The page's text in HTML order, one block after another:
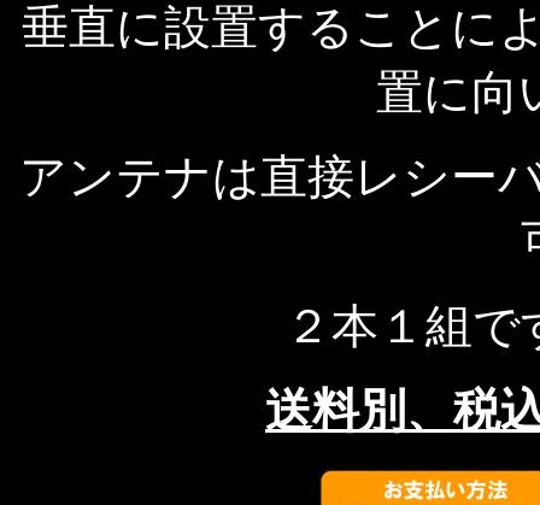
垂直に設置することに
置に向
アンテナは直接レシー
２本１組
送料別、税